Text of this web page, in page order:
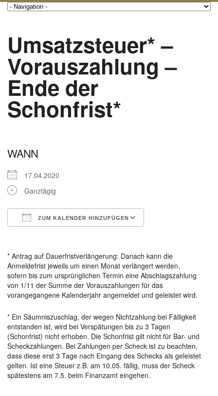
Umsatzsteuer* –
Vorauszahlung –
Ende der
Schonfrist*
WANN
17.04.2020
Ganztägig
ZUM KALENDER HINZUFÜGEN
* Antrag auf Dauerfristverlängerung: Danach kann die
Anmeldefrist jeweils um einen Monat verlängert werden,
sofern bis zum ursprünglichen Termin eine Abschlagszahlung
von 1/11 der Summe der Vorauszahlungen für das
vorangegangene Kalenderjahr angemeldet und geleistet wird.
* Ein Säumniszuschlag, der wegen Nichtzahlung bei Fälligkeit
entstanden ist, wird bei Verspätungen bis zu 3 Tagen
(Schonfrist) nicht erhoben. Die Schonfrist gilt nicht für Bar- und
Scheckzahlungen. Bei Zahlungen per Scheck ist zu beachten,
dass diese erst 3 Tage nach Eingang des Schecks als geleistet
gelten. Ist eine Steuer z.B. am 10.05. fällig, muss der Scheck
spätestens am 7.5. beim Finanzamt eingehen.